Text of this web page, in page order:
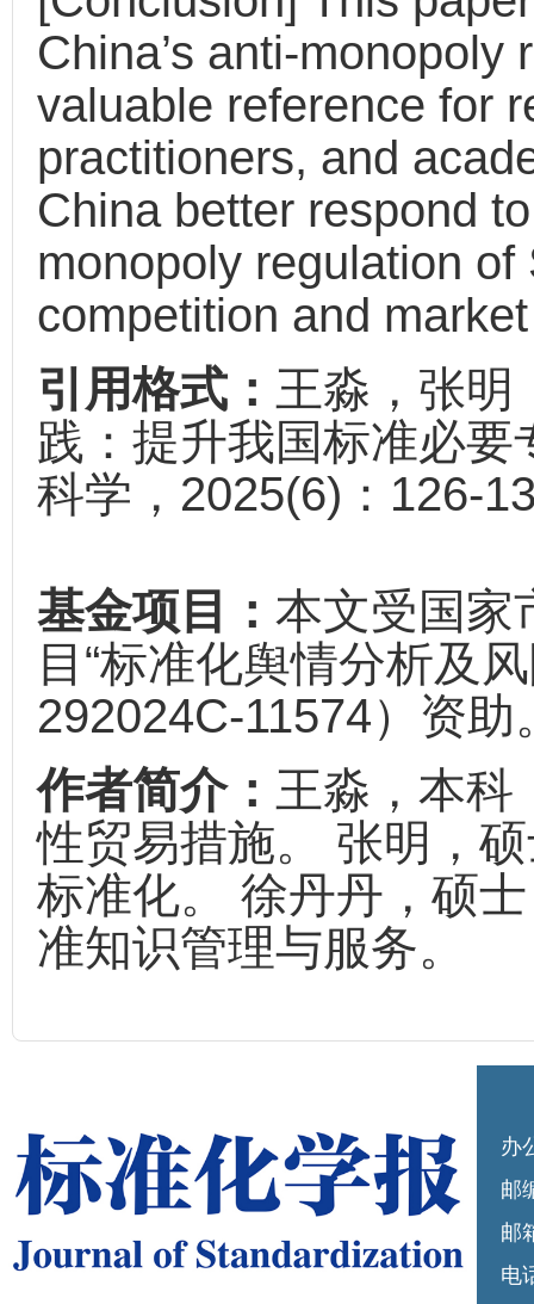
China’s anti-
valuable reference for
practitioners, and
China better respond
monopoly regulation
competition and
引用格式： 王淼，张明
践：提升我国标准必
科学，2025(6)：126-
基金项目： 本文受国家
目“标准化舆情分析及
292024C-11574）资
作者简介： 王淼，本科
性贸易措施。 张明，
标准化。 徐丹丹，硕
准知识管理与服务。
办
邮
邮
电